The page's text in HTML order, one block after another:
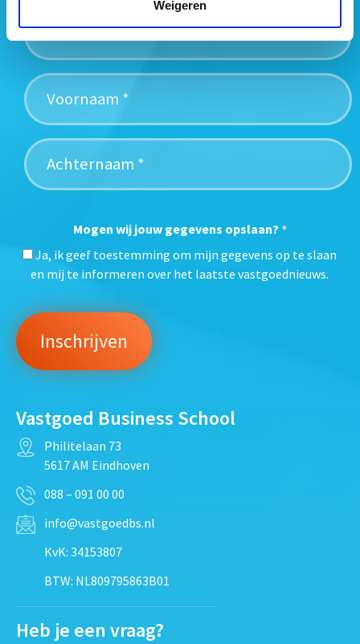
Weigeren
Mogen wij jouw gegevens opslaan? *
Ja, ik geef toestemming om mijn gegevens op te slaan
en mij te informeren over het laatste vastgoednieuws.
Vastgoed Business School
Philitelaan 73
5617 AM Eindhoven
088 – 091 00 00
info@vastgoedbs.nl
KvK: 34153807
BTW: NL809795863B01
Heb je een vraag?